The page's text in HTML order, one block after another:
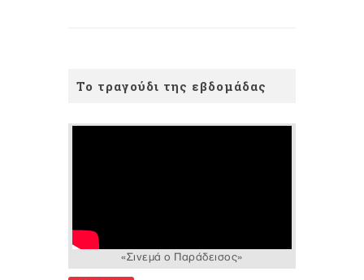
Το τραγούδι της εβδομάδας
«Σινεμά ο Παράδεισος»